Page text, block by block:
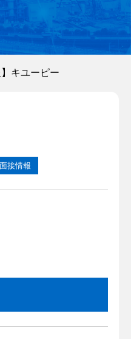
】キユーピー
面接情報